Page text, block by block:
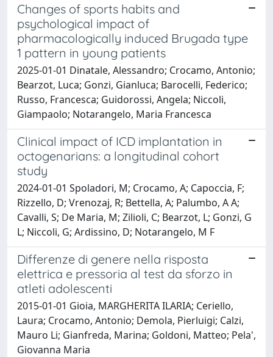
Changes of sports habits and
psychological impact of
pharmacologically induced Brugada type
1 pattern in young patients
2025-01-01 Dinatale, Alessandro; Crocamo, Antonio;
Bearzot, Luca; Gonzi, Gianluca; Barocelli, Federico;
Russo, Francesca; Guidorossi, Angela; Niccoli,
Giampaolo; Notarangelo, Maria Francesca
Clinical impact of ICD implantation in
octogenarians: a longitudinal cohort
study
2024-01-01 Spoladori, M; Crocamo, A; Capoccia, F;
Rizzello, D; Vrenozaj, R; Bettella, A; Palumbo, A A;
Cavalli, S; De Maria, M; Zilioli, C; Bearzot, L; Gonzi, G
L; Niccoli, G; Ardissino, D; Notarangelo, M F
Differenze di genere nella risposta
elettrica e pressoria al test da sforzo in
atleti adolescenti
2015-01-01 Gioia, MARGHERITA ILARIA; Ceriello,
Laura; Crocamo, Antonio; Demola, Pierluigi; Calzi,
Mauro Li; Gianfreda, Marina; Goldoni, Matteo; Pela',
Giovanna Maria